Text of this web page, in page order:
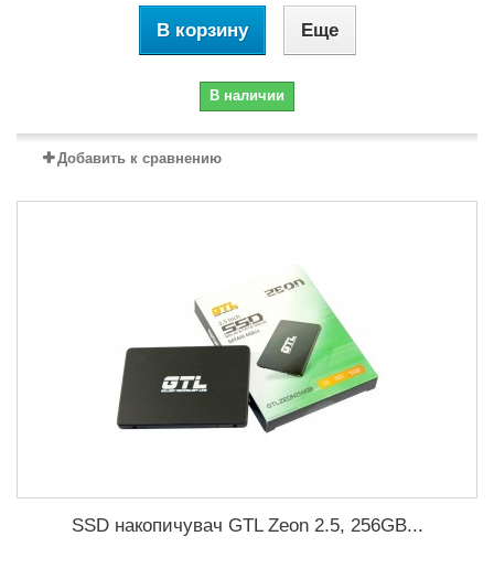
В корзину Еще
В наличии
Добавить к сравнению
SSD накопичувач GTL Zeon 2.5, 256GB...